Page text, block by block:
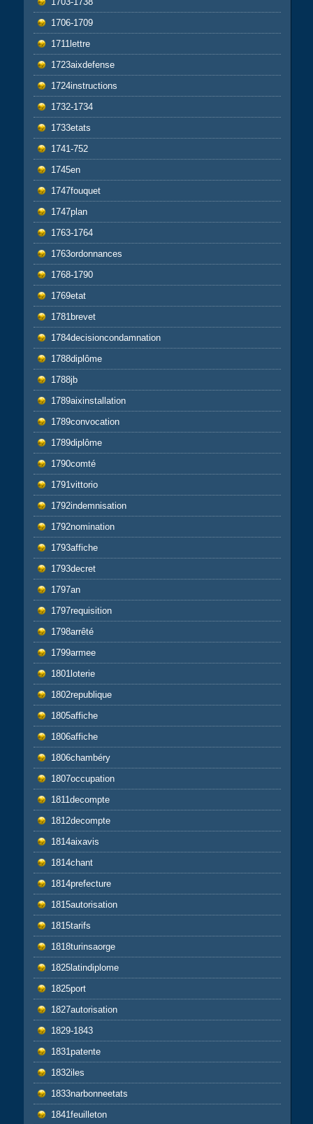
1706-1709
1711lettre
1723aixdefense
1724instructions
1732-1734
1733etats
1741-752
1745en
1747fouquet
1747plan
1763-1764
1763ordonnances
1768-1790
1769etat
1781brevet
1784decisioncondamnation
1788diplôme
1788jb
1789aixinstallation
1789convocation
1789diplôme
1790comté
1791vittorio
1792indemnisation
1792nomination
1793affiche
1793decret
1797an
1797requisition
1798arrêté
1799armee
1801loterie
1802republique
1805affiche
1806affiche
1806chambéry
1807occupation
1811decompte
1812decompte
1814aixavis
1814chant
1814prefecture
1815autorisation
1815tarifs
1818turinsaorge
1825latindiplome
1825port
1827autorisation
1829-1843
1831patente
1832iles
1833narbonneetats
1841feuilleton